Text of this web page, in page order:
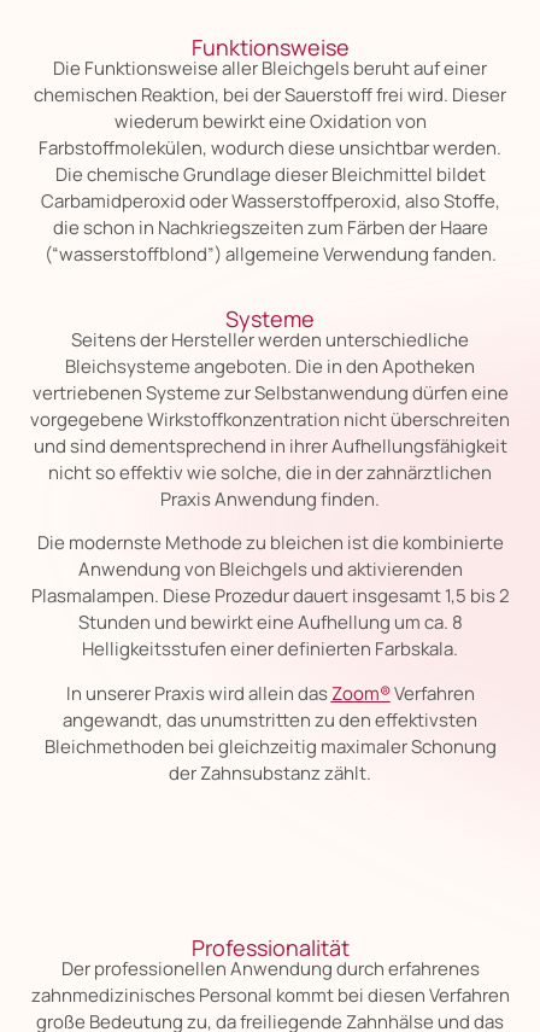
Funktionsweise
Die Funktionsweise aller Bleichgels beruht auf einer
chemischen Reaktion, bei der Sauerstoff frei wird. Dieser
wiederum bewirkt eine Oxidation von
Farbstoffmolekülen, wodurch diese unsichtbar werden.
Die chemische Grundlage dieser Bleichmittel bildet
Carbamidperoxid oder Wasserstoffperoxid, also Stoffe,
die schon in Nachkriegszeiten zum Färben der Haare
(“wasserstoffblond”) allgemeine Verwendung fanden.
Systeme
Seitens der Hersteller werden unterschiedliche
Bleichsysteme angeboten. Die in den Apotheken
vertriebenen Systeme zur Selbstanwendung dürfen eine
vorgegebene Wirkstoffkonzentration nicht überschreiten
und sind dementsprechend in ihrer Aufhellungsfähigkeit
nicht so effektiv wie solche, die in der zahnärztlichen
Praxis Anwendung finden.
Die modernste Methode zu bleichen ist die kombinierte
Anwendung von Bleichgels und aktivierenden
Plasmalampen. Diese Prozedur dauert insgesamt 1,5 bis 2
Stunden und bewirkt eine Aufhellung um ca. 8
Helligkeitsstufen einer definierten Farbskala.
In unserer Praxis wird allein dasZoom®Verfahren
angewandt, das unumstritten zu den effektivsten
Bleichmethoden bei gleichzeitig maximaler Schonung
der Zahnsubstanz zählt.
Professionalität
Der professionellen Anwendung durch erfahrenes
zahnmedizinisches Personal kommt bei diesen Verfahren
große Bedeutung zu, da freiliegende Zahnhälse und das